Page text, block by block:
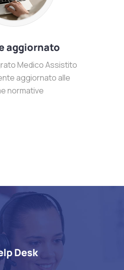
aggiornato
Medico Assistito
aggiornato alle
normative
Desk